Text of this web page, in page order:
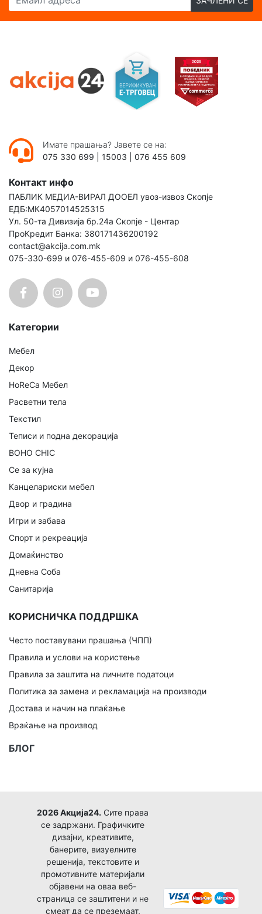
Имате прашања? Јавете се на:
075 330 699
15003 076 455 609
Контакт инфо
ПАБЛИК МЕДИА-ВИРАЛ ДООЕЛ увоз-извоз Скопје
ЕДБ:МК4057014525315
Ул. 50-та Дивизија бр.24а Скопје - Центар
ПроКредит Банка: 380171436200192
contact@akcija.com.mk
075-330-699 и 076-455-609 и 076-455-608
Категории
Мебел
Декор
HoReCa Мебел
Расветни тела
Текстил
Теписи и подна декорација
BOHO CHIC
Се за кујна
Канцелариски мебел
Двор и градина
Игри и забава
Спорт и рекреација
Домаќинство
Дневна Соба
Санитарија
КОРИСНИЧКА ПОДДРШКА
Често поставувани прашања (ЧПП)
Правила и услови на користење
Правила за заштита на личните податоци
Политика за замена и рекламација на производи
Достава и начин на плаќање
Враќање на производ
БЛОГ
2026 Акција24. Сите права
се задржани. Графичките
дизајни, креативите,
банерите, визуелните
решенија, текстовите и
промотивните материјали
објавени на оваа веб-
страница се заштитени и не
смеат да се преземаат,